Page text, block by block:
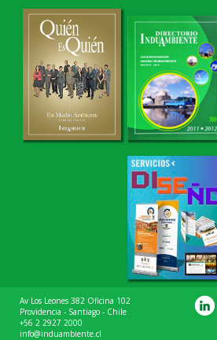
Av Los Leones 382 Oficina 102
Providencia - Santiago - Chile
+56 2 2927 2000
info@induambiente.cl